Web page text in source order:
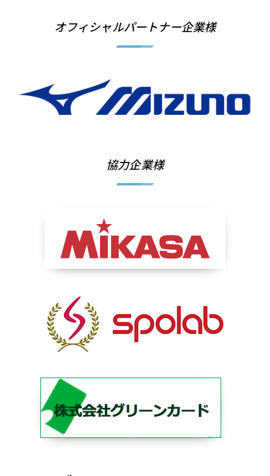
オフィシャルパートナー企業様
協力企業様